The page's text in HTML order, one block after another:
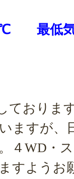
最低気
ておりま
ますが、
４WD・
すようお